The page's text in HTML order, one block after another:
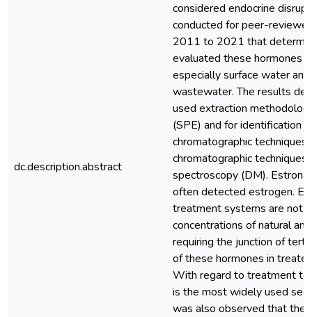
dc.description.abstract
considered endocrine
conducted for peer-
2011 to 2021 that
evaluated these hormones
especially surface water
wastewater. The results
used extraction
(SPE) and for identification
chromatographic techniques
chromatographic
spectroscopy (DM).
often detected estrogen.
treatment systems are not
concentrations of natural
requiring the junction of
of these hormones in
With regard to treatment
is the most widely used
was also observed that the